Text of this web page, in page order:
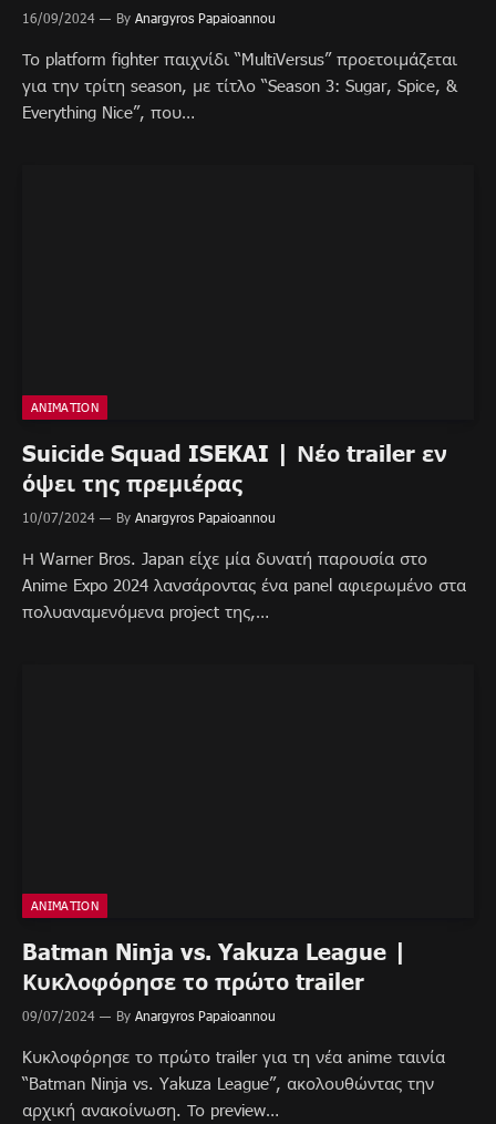
16/09/2024 By Anargyros Papaioannou
Το platform fighter παιχνίδι “MultiVersus” προετοιμάζεται
για την τρίτη season, με τίτλο “Season 3: Sugar, Spice, &
Everything Nice”, που…
ANIMATION
Suicide Squad ISEKAI | Νέο trailer εν
όψει της πρεμιέρας
10/07/2024 By Anargyros Papaioannou
Η Warner Bros. Japan είχε μία δυνατή παρουσία στο
Anime Expo 2024 λανσάροντας ένα panel αφιερωμένο στα
πολυαναμενόμενα project της,…
ANIMATION
Batman Ninja vs. Yakuza League |
Κυκλοφόρησε το πρώτο trailer
09/07/2024 By Anargyros Papaioannou
Kυκλοφόρησε το πρώτο trailer για τη νέα anime ταινία
“Batman Ninja vs. Yakuza League”, ακολουθώντας την
αρχική ανακοίνωση. Το preview…